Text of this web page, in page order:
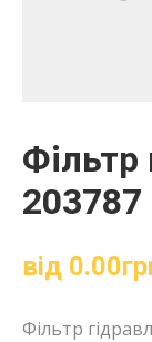
Фільтр
від 0.00
Фільтр